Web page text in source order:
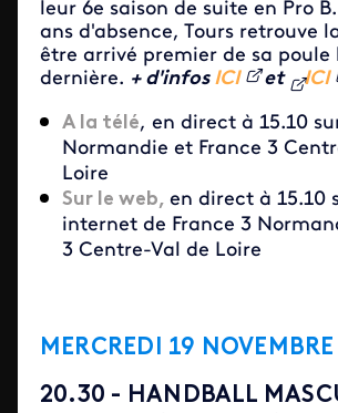
leur 6e saison de suite en Pro
ans d'absence, Tours retrouve
être arrivé premier de sa poule
dernière. + d'infosICI et ICI
A la télé, en direct à 15.10
Normandie et France 3
Loire
Sur le web, en direct à 15.10
internet de France 3
3 Centre-Val de Loire
MERCREDI 19 NOVEMBRE
20.30 - HANDBALL